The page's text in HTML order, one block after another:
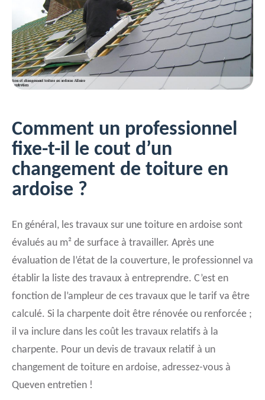
Comment un professionnel
fixe-t-il le cout d’un
changement de toiture en
ardoise ?
En général, les travaux sur une toiture en ardoise sont
évalués au m² de surface à travailler. Après une
évaluation de l’état de la couverture, le professionnel va
établir la liste des travaux à entreprendre. C’est en
fonction de l’ampleur de ces travaux que le tarif va être
calculé. Si la charpente doit être rénovée ou renforcée ;
il va inclure dans les coût les travaux relatifs à la
charpente. Pour un devis de travaux relatif à un
changement de toiture en ardoise, adressez-vous à
Queven entretien !